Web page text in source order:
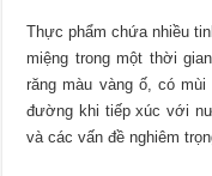
Thực phẩm chứa nhiều
miệng trong một thời
răng màu vàng ố, có
đường khi tiếp xúc với
và các vấn đề nghiêm